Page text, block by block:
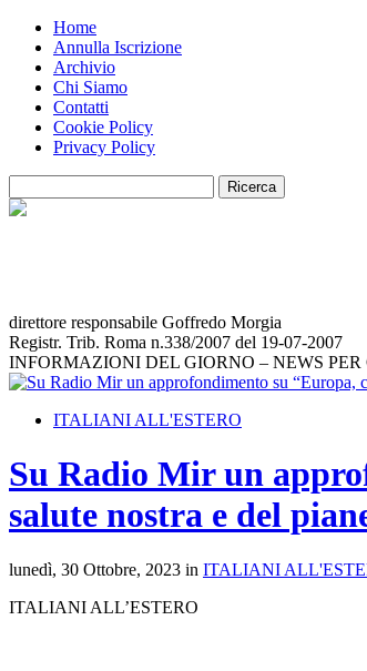
Home
Annulla Iscrizione
Archivio
Chi Siamo
Contatti
Cookie Policy
Privacy Policy
direttore responsabile Goffredo Morgia
Registr. Trib. Roma n.338/2007 del 19-07-2007
INFORMAZIONI DEL GIORNO – NEWS
ITALIANI ALL'ESTERO
Su Radio Mir un
salute nostra e del
lunedì, 30 Ottobre, 2023 in ITALIANI
ITALIANI ALL’ESTERO